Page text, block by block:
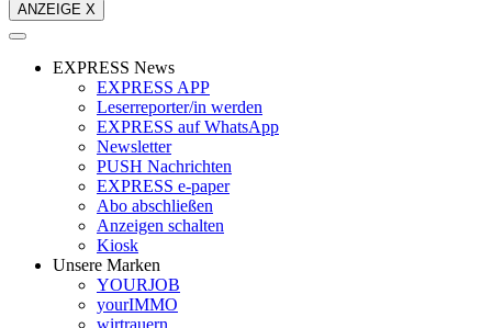
ANZEIGE X
EXPRESS News
EXPRESS APP
Leserreporter/in werden
EXPRESS auf WhatsApp
Newsletter
PUSH Nachrichten
EXPRESS e-paper
Abo abschließen
Anzeigen schalten
Kiosk
Unsere Marken
YOURJOB
yourIMMO